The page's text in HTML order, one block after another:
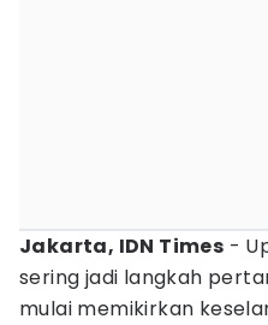
Jakarta, IDN Times -
sering jadi langkah
mulai memikirkan